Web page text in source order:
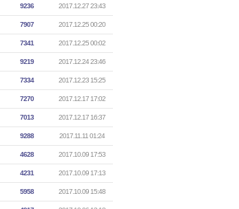
9236 2017.12.27 23:43
7907 2017.12.25 00:20
7341 2017.12.25 00:02
9219 2017.12.24 23:46
7334 2017.12.23 15:25
7270 2017.12.17 17:02
7013 2017.12.17 16:37
9288 2017.11.11 01:24
4628 2017.10.09 17:53
4231 2017.10.09 17:13
5958 2017.10.09 15:48